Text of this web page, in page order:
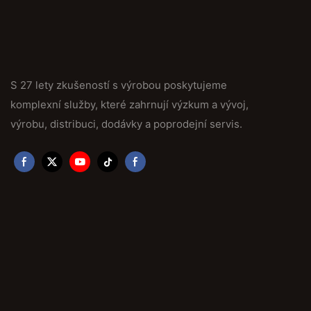
S 27 lety zkušeností s výrobou poskytujeme
komplexní služby, které zahrnují výzkum a vývoj,
výrobu, distribuci, dodávky a poprodejní servis.